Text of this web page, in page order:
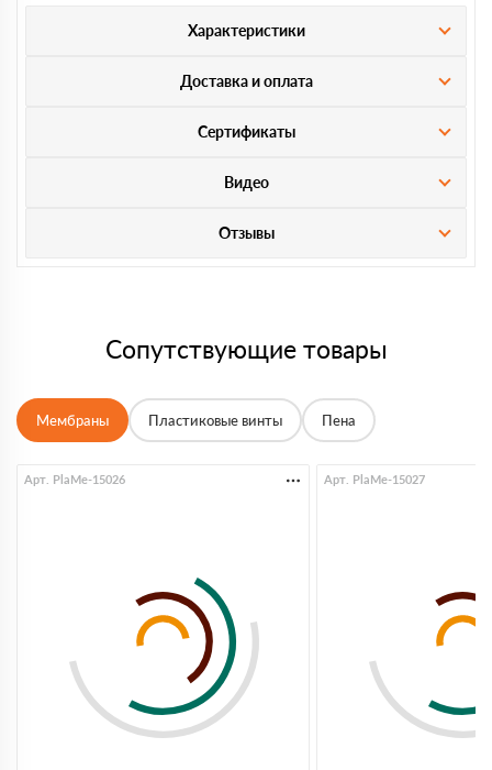
Характеристики
Доставка и оплата
Сертификаты
Видео
Отзывы
Сопутствующие товары
Мембраны Пластиковые винты Пена
Арт. PlaMe-15026 Арт. PlaMe-15027